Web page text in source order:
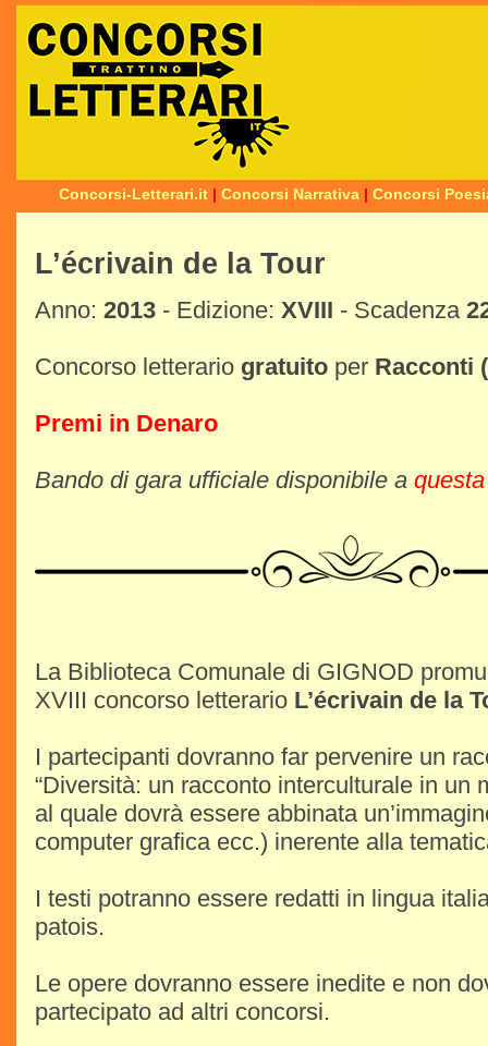
Concorsi-Letterari.it | Concorsi Narrativa | Concorsi
L’écrivain de la Tour
Anno: 2013 - Edizione: XVIII - Scadenza
Concorso letterario gratuito per Racconti
Premi in Denaro
Bando di gara ufficiale disponibile a
La Biblioteca Comunale di GIGNOD
XVIII concorso letterario L’écrivain de la
I partecipanti dovranno far pervenire un
“Diversità: un racconto interculturale in un
al quale dovrà essere abbinata
computer grafica ecc.) inerente alla
I testi potranno essere redatti in lingua
patois.
Le opere dovranno essere inedite e non
partecipato ad altri concorsi.